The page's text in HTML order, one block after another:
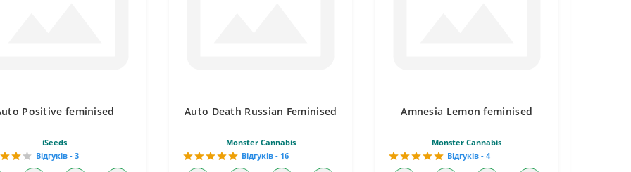
Positive feminised
iSeeds
Відгуків - 3
Auto Death Russian Feminised
Monster Cannabis
Відгуків - 16
Amnesia Lemon feminised
Monster Cannabis
Відгуків - 4